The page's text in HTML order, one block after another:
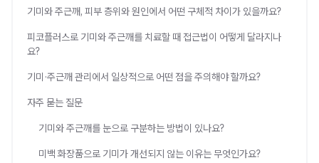
기미와 주근깨, 피부 층위와 원인에서 어떤 구체적 차이가 있을까요?
피코플러스로 기미와 주근깨를 치료할 때 접근법이 어떻게 달라지나
요?
기미·주근깨 관리에서 일상적으로 어떤 점을 주의해야 할까요?
자주 묻는 질문
기미와 주근깨를 눈으로 구분하는 방법이 있나요?
미백 화장품으로 기미가 개선되지 않는 이유는 무엇인가요?